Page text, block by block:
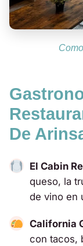
De
El Cabin
queso, la
de vino en
California
con tacos,